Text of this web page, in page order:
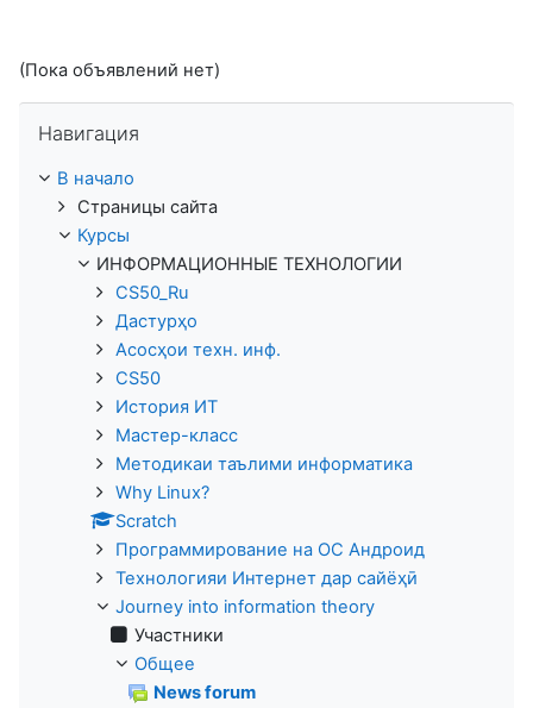
(Пока объявлений нет)
Навигация
В начало
Страницы сайта
Курсы
ИНФОРМАЦИОННЫЕ ТЕХНОЛОГИИ
CS50_Ru
Дастурҳо
Асосҳои техн. инф.
CS50
История ИТ
Мастер-класс
Методикаи таълими информатика
Why Linux?
Scratch
Программирование на ОС Андроид
Технологияи Интернет дар сайёҳӣ
Journey into information theory
Участники
Общее
News forum